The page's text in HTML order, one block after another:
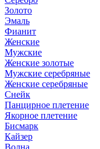
Золото
Эмаль
Фианит
Женские
Мужские
Женские золотые
Мужские серебряные
Женские серебряные
Снейк
Панцирное плетение
Якорное плетение
Бисмарк
Кайзер
Волна